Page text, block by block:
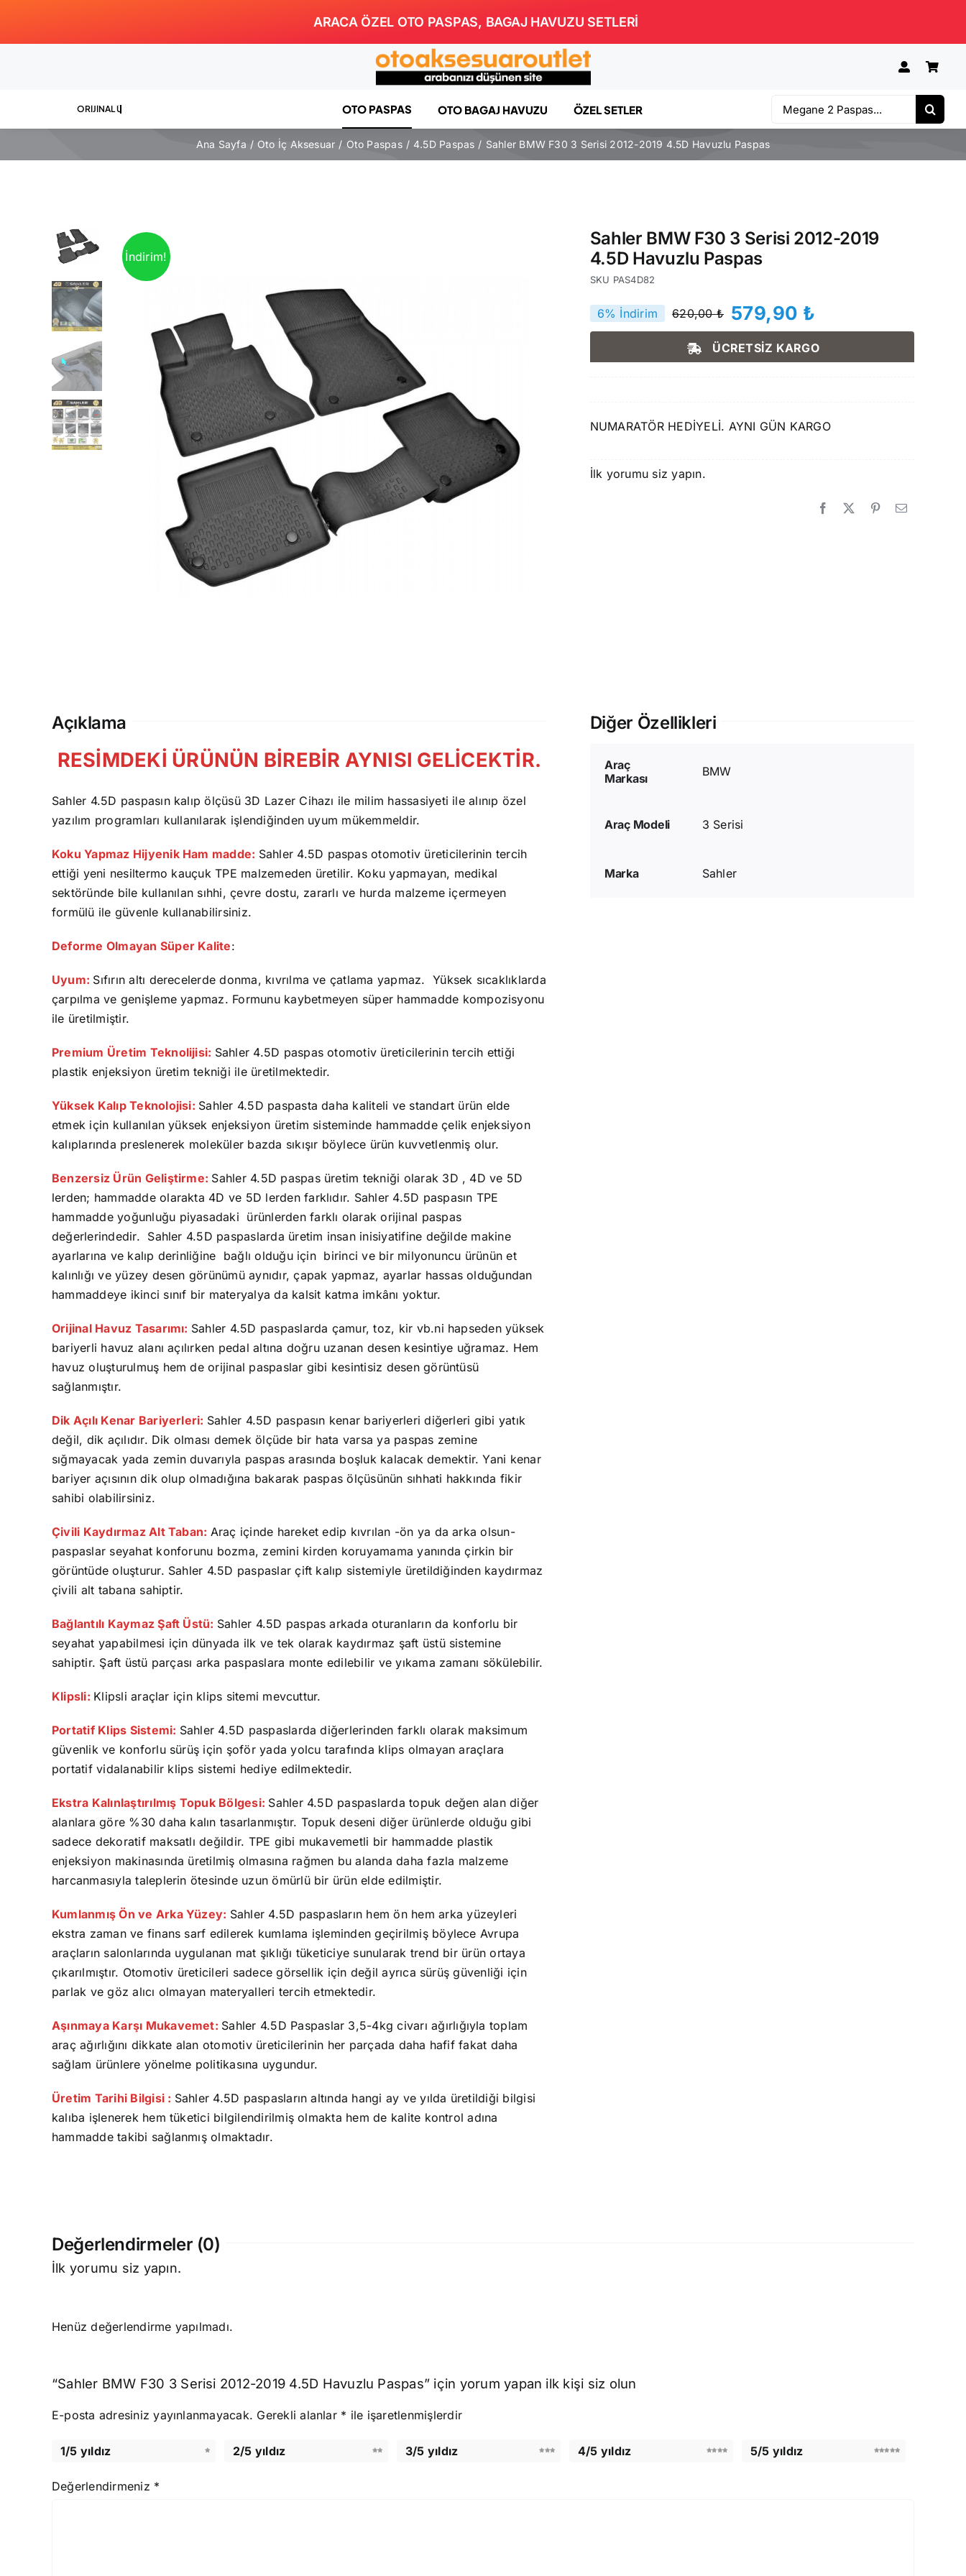
content
ARACA ÖZEL OTO PASPAS, BAGAJ HAVUZU SETLERİ
OTO PASPAS OTO BAGAJ HAVUZU ÖZEL SETLER Ara:
Ana Sayfa Oto İç Aksesuar Oto Paspas 4.5D Paspas Sahler BMW F30 3 Serisi 2012-2019 4.5D Havuzlu Paspas
İndirim!
Sahler BMW F30 3 Serisi 2012-2019
4.5D Havuzlu Paspas
SKU PAS4D82
620,00₺
Orijinal
fiyat:
620,00 ₺.
579,90 ₺
Şu
andaki
fiyat:
6% İndirim
ÜCRETSİZ KARGO
NUMARATÖR HEDİYELİ. AYNI GÜN KARGO
İlk yorumu siz yapın.
Açıklama
RESİMDEKİ ÜRÜNÜN BİREBİR AYNISI GELİCEKTİR.
Sahler 4.5D paspasın kalıp ölçüsü 3D Lazer Cihazı ile milim hassasiyeti ile alınıp özel
yazılım programları kullanılarak işlendiğinden uyum mükemmeldir.
Koku Yapmaz Hijyenik Ham madde: Sahler 4.5D paspas otomotiv üreticilerinin tercih
ettiği yeni nesiltermo kauçuk TPE malzemeden üretilir. Koku yapmayan, medikal
sektöründe bile kullanılan sıhhi, çevre dostu, zararlı ve hurda malzeme içermeyen
formülü ile güvenle kullanabilirsiniz.
Deforme Olmayan Süper Kalite:
Uyum: Sıfırın altı derecelerde donma, kıvrılma ve çatlama yapmaz. Yüksek sıcaklıklarda
çarpılma ve genişleme yapmaz. Formunu kaybetmeyen süper hammadde kompozisyonu
ile üretilmiştir.
Premium Üretim Teknolijisi: Sahler 4.5D paspas otomotiv üreticilerinin tercih ettiği
plastik enjeksiyon üretim tekniği ile üretilmektedir.
Yüksek Kalıp Teknolojisi: Sahler 4.5D paspasta daha kaliteli ve standart ürün elde
etmek için kullanılan yüksek enjeksiyon üretim sisteminde hammadde çelik enjeksiyon
kalıplarında preslenerek moleküler bazda sıkışır böylece ürün kuvvetlenmiş olur.
Benzersiz Ürün Geliştirme: Sahler 4.5D paspas üretim tekniği olarak 3D , 4D ve 5D
lerden; hammadde olarakta 4D ve 5D lerden farklıdır. Sahler 4.5D paspasın TPE
hammadde yoğunluğu piyasadaki ürünlerden farklı olarak orijinal paspas
değerlerindedir. Sahler 4.5D paspaslarda üretim insan inisiyatifine değilde makine
ayarlarına ve kalıp derinliğine bağlı olduğu için birinci ve bir milyonuncu ürünün et
kalınlığı ve yüzey desen görünümü aynıdır, çapak yapmaz, ayarlar hassas olduğundan
hammaddeye ikinci sınıf bir materyalya da kalsit katma imkânı yoktur.
Orijinal Havuz Tasarımı: Sahler 4.5D paspaslarda çamur, toz, kir vb.ni hapseden yüksek
bariyerli havuz alanı açılırken pedal altına doğru uzanan desen kesintiye uğramaz. Hem
havuz oluşturulmuş hem de orijinal paspaslar gibi kesintisiz desen görüntüsü
sağlanmıştır.
Dik Açılı Kenar Bariyerleri: Sahler 4.5D paspasın kenar bariyerleri diğerleri gibi yatık
değil, dik açılıdır. Dik olması demek ölçüde bir hata varsa ya paspas zemine
sığmayacak yada zemin duvarıyla paspas arasında boşluk kalacak demektir. Yani kenar
bariyer açısının dik olup olmadığına bakarak paspas ölçüsünün sıhhati hakkında fikir
sahibi olabilirsiniz.
Çivili Kaydırmaz Alt Taban: Araç içinde hareket edip kıvrılan -ön ya da arka olsun-
paspaslar seyahat konforunu bozma, zemini kirden koruyamama yanında çirkin bir
görüntüde oluşturur. Sahler 4.5D paspaslar çift kalıp sistemiyle üretildiğinden kaydırmaz
çivili alt tabana sahiptir.
Bağlantılı Kaymaz Şaft Üstü: Sahler 4.5D paspas arkada oturanların da konforlu bir
seyahat yapabilmesi için dünyada ilk ve tek olarak kaydırmaz şaft üstü sistemine
sahiptir. Şaft üstü parçası arka paspaslara monte edilebilir ve yıkama zamanı sökülebilir.
Klipsli: Klipsli araçlar için klips sitemi mevcuttur.
Portatif Klips Sistemi: Sahler 4.5D paspaslarda diğerlerinden farklı olarak maksimum
güvenlik ve konforlu sürüş için şoför yada yolcu tarafında klips olmayan araçlara
portatif vidalanabilir klips sistemi hediye edilmektedir.
Ekstra Kalınlaştırılmış Topuk Bölgesi: Sahler 4.5D paspaslarda topuk değen alan diğer
alanlara göre %30 daha kalın tasarlanmıştır. Topuk deseni diğer ürünlerde olduğu gibi
sadece dekoratif maksatlı değildir. TPE gibi mukavemetli bir hammadde plastik
enjeksiyon makinasında üretilmiş olmasına rağmen bu alanda daha fazla malzeme
harcanmasıyla taleplerin ötesinde uzun ömürlü bir ürün elde edilmiştir.
Kumlanmış Ön ve Arka Yüzey: Sahler 4.5D paspasların hem ön hem arka yüzeyleri
ekstra zaman ve finans sarf edilerek kumlama işleminden geçirilmiş böylece Avrupa
araçların salonlarında uygulanan mat şıklığı tüketiciye sunularak trend bir ürün ortaya
çıkarılmıştır. Otomotiv üreticileri sadece görsellik için değil ayrıca sürüş güvenliği için
parlak ve göz alıcı olmayan materyalleri tercih etmektedir.
Aşınmaya Karşı Mukavemet: Sahler 4.5D Paspaslar 3,5-4kg civarı ağırlığıyla toplam
araç ağırlığını dikkate alan otomotiv üreticilerinin her parçada daha hafif fakat daha
sağlam ürünlere yönelme politikasına uygundur.
Üretim Tarihi Bilgisi : Sahler 4.5D paspasların altında hangi ay ve yılda üretildiği bilgisi
kalıba işlenerek hem tüketici bilgilendirilmiş olmakta hem de kalite kontrol adına
hammadde takibi sağlanmış olmaktadır.
Diğer Özellikleri
Araç
Markası
BMW
Araç Modeli 3 Serisi
Marka Sahler
Değerlendirmeler (0)
İlk yorumu siz yapın.
Henüz değerlendirme yapılmadı.
“Sahler BMW F30 3 Serisi 2012-2019 4.5D Havuzlu Paspas” için yorum yapan ilk kişi siz olun
E-posta adresiniz yayınlanmayacak. Gerekli alanlar * ile işaretlenmişlerdir
1/5 yıldız 2/5 yıldız 3/5 yıldız 4/5 yıldız 5/5 yıldız
Değerlendirmeniz *